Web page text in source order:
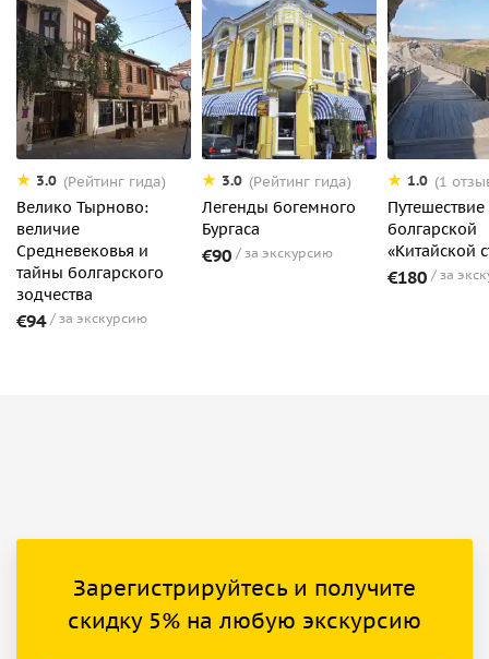
3.0 (Рейтинг гида)
Велико Тырново:
величие
Средневековья и
тайны болгарского
зодчества
€94 за экскурсию
3.0 (Рейтинг гида)
Легенды богемного
Бургаса
€90 за экскурсию
1.0 (1
Путешествие
болгарской
«Китайской
€180 за
Зарегистрируйтесь и получите
скидку 5% на любую экскурсию